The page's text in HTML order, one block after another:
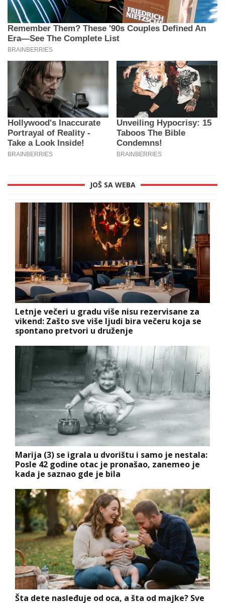
JOŠ SA WEBA
Letnje večeri u gradu više nisu rezervisane za
vikend: Zašto sve više ljudi bira večeru koja se
spontano pretvori u druženje
Marija (3) se igrala u dvorištu i samo je nestala:
Posle 42 godine otac je pronašao, zanemeo je
kada je saznao gde je bila
Šta dete nasleđuje od oca, a šta od majke? Sve